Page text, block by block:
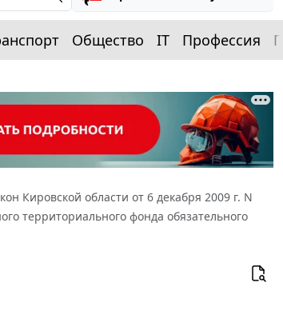
Общество IT Профессия
Кировской области от 6 декабря 2009 г. N
территориального фонда обязательного